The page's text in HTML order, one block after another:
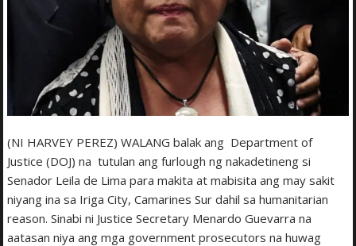
(NI HARVEY PEREZ) WALANG balak ang Department of
Justice (DOJ) na tutulan ang furlough ng nakadetineng si
Senador Leila de Lima para makita at mabisita ang may sakit
niyang ina sa Iriga City, Camarines Sur dahil sa humanitarian
reason. Sinabi ni Justice Secretary Menardo Guevarra na
aatasan niya ang mga government prosecutors na huwag